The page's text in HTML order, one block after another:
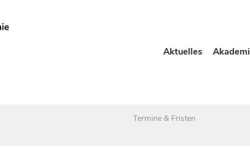
Aktuelles
Termine & Fristen